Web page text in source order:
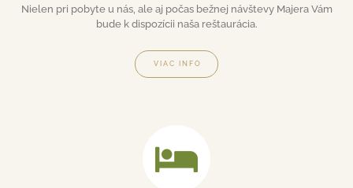
Nielen pri pobyte u nás, ale aj počas bežnej návštevy Majera Vám
bude k dispozícii naša reštaurácia.
VIAC INFO